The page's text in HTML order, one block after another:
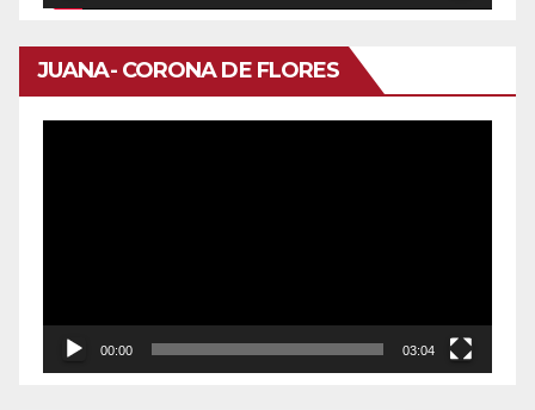
JUANA- CORONA DE FLORES
00:00 03:04